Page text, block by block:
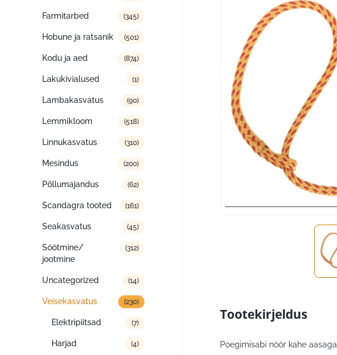
Farmitarbed (345)
Hobune ja ratsanik (501)
Kodu ja aed (874)
Lakukivialused (1)
Lambakasvatus (90)
Lemmikloom (518)
Linnukasvatus (310)
Mesindus (200)
Põllumajandus (62)
Scandagra tooted (161)
Seakasvatus (45)
Söötmine/
jootmine
(312)
Uncategorized (14)
Veisekasvatus (230)
Elektripiitsad (7)
Harjad (4)
Tootekirjeldus
Poegimisabi nöör kahe aasaga